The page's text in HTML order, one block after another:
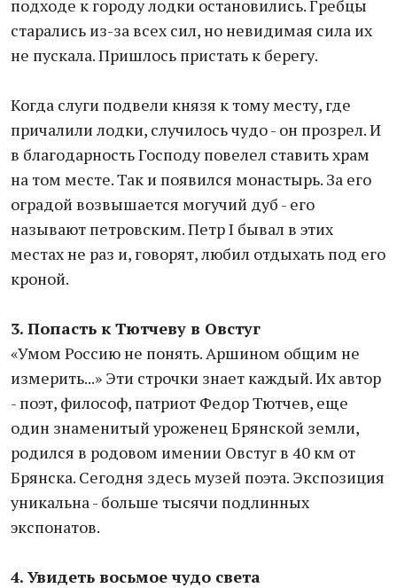
подходе к городу лодки остановились. Гребцы
старались из-за всех сил, но невидимая сила их
не пускала. Пришлось пристать к берегу.
Когда слуги подвели князя к тому месту, где
причалили лодки, случилось чудо - он прозрел. И
в благодарность Господу повелел ставить храм
на том месте. Так и появился монастырь. За его
оградой возвышается могучий дуб - его
называют петровским. Петр I бывал в этих
местах не раз и, говорят, любил отдыхать под его
кроной.
3. Попасть к Тютчеву в Овстуг
«Умом Россию не понять. Аршином общим не
измерить...» Эти строчки знает каждый. Их автор
- поэт, философ, патриот Федор Тютчев, еще
один знаменитый уроженец Брянской земли,
родился в родовом имении Овстуг в 40 км от
Брянска. Сегодня здесь музей поэта. Экспозиция
уникальна - больше тысячи подлинных
экспонатов.
4. Увидеть восьмое чудо света